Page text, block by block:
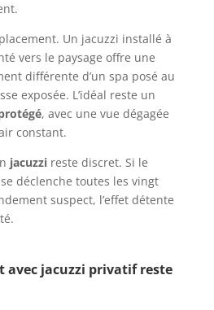
Un jacuzzi installé à
vers le paysage offre une
différente d’un spa posé au
exposée. L’idéal reste un
, avec une vue dégagée
constant.
jacuzzi reste discret. Si le
déclenche toutes les vingt
suspect, l’effet détente
avec jacuzzi privatif reste